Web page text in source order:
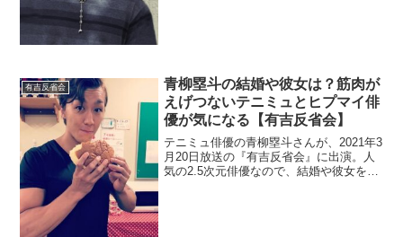
有吉反省会
青柳塁斗の結婚や彼女は？筋肉が
えげつないテニミュとヒプマイ俳
優が気になる【有吉反省会】
テニミュ俳優の青柳塁斗さんが、2021年3
月20日放送の『有吉反省会』に出演。人
気の2.5次元俳優なので、結婚や彼女を調